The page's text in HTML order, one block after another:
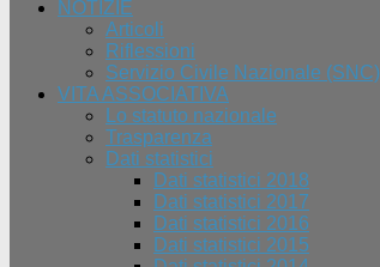
NOTIZIE
Articoli
Riflessioni
Servizio Civile Nazionale (SNC)
VITA ASSOCIATIVA
Lo statuto nazionale
Trasparenza
Dati statistici
Dati statistici 2018
Dati statistici 2017
Dati statistici 2016
Dati statistici 2015